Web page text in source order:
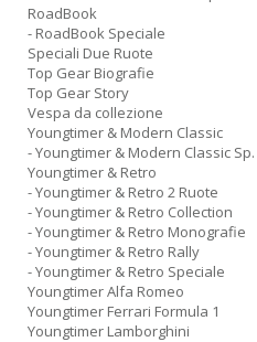
RoadBook
- RoadBook Speciale
Speciali Due Ruote
Top Gear Biografie
Top Gear Story
Vespa da collezione
Youngtimer & Modern Classic
- Youngtimer & Modern Classic Sp.
Youngtimer & Retro
- Youngtimer & Retro 2 Ruote
- Youngtimer & Retro Collection
- Youngtimer & Retro Monografie
- Youngtimer & Retro Rally
- Youngtimer & Retro Speciale
Youngtimer Alfa Romeo
Youngtimer Ferrari Formula 1
Youngtimer Lamborghini